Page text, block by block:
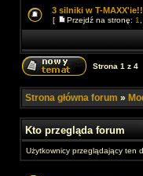
3 silniki w T-
[ Przejdź na stronę: 1
Strona 1 z 4
Strona główna forum »
Kto przegląda forum
Użytkownicy przeglądający ten